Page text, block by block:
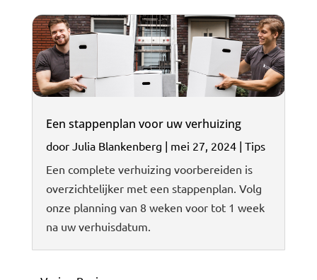
Een stappenplan voor uw verhuizing
door Julia Blankenberg | mei 27, 2024| Tips
Een complete verhuizing voorbereiden is
overzichtelijker met een stappenplan. Volg
onze planning van 8 weken voor tot 1 week
na uw verhuisdatum.